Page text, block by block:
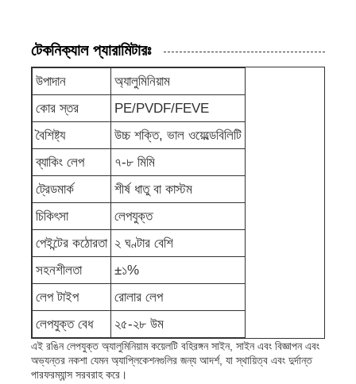
অ্যালুমিনিয়াম প্লেট
অ্যালুমিনিয়াম বৃত্ত
রঙ লেপযুক্ত অ্যালুমিনিয়াম কয়েল
অ্যালুমিনিয়াম কয়েল
অ্যালুমিনিয়াম স্ট্রিপ কয়েল
অ্যালুমিনিয়াম চেকার্ড প্লেট
এমবসড অ্যালুমিনিয়াম
টেকনিক্যাল প্যারামিটারঃ
উপাদান
অ্যালুমিনিয়াম
কোর স্তর
PE/PVDF/FEVE
বৈশিষ্ট্য
উচ্চ শক্তি, ভাল ওয়েল্ডেবিলিটি
ব্যাকিং লেপ
৭-৮ মিমি
ট্রেডমার্ক
শীর্ষ ধাতু বা কাস্টম
চিকিৎসা
লেপযুক্ত
পেইন্টের কঠোরতা ২ ঘণ্টার বেশি
সহনশীলতা
±১%
লেপ টাইপ
রোলার লেপ
লেপযুক্ত বেধ
২৫-২৮ উম
এই রঙিন লেপযুক্ত অ্যালুমিনিয়াম কয়েলটি বহিরঙ্গন সাইন, সাইন এবং বিজ্ঞাপন এবং
অভ্যন্তর নকশা যেমন অ্যাপ্লিকেশনগুলির জন্য আদর্শ, যা স্থায়িত্ব এবং দুর্দান্ত
পারফরম্যান্স সরবরাহ করে।